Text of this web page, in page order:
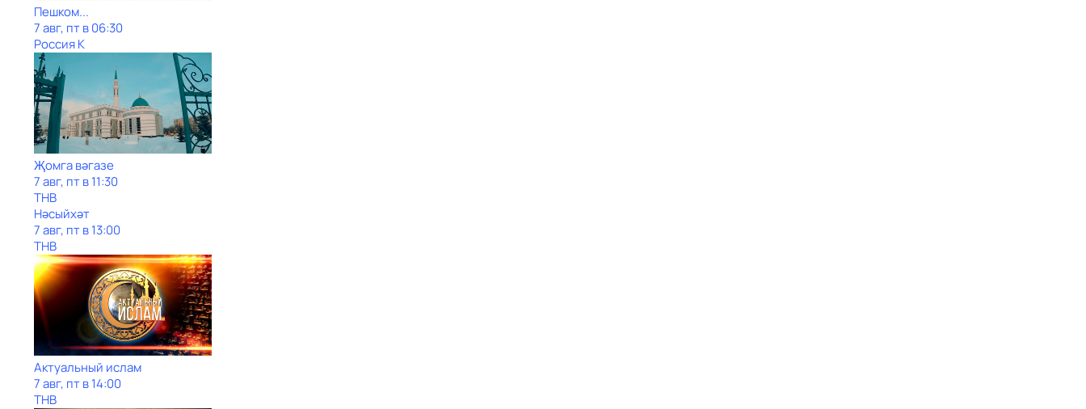
Пешком...
7 авг, пт в 06:30
Россия К
Җомга вәгазе
7 авг, пт в 11:30
ТНВ
Нәсыйхәт
7 авг, пт в 13:00
ТНВ
Актуальный ислам
7 авг, пт в 14:00
ТНВ